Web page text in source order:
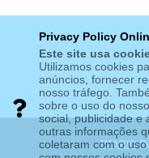
Privacy Policy
Este site usa
Utilizamos cookies
anúncios, fornecer
nosso tráfego.
sobre o uso do
social, publicidade e
outras informações
coletaram com o